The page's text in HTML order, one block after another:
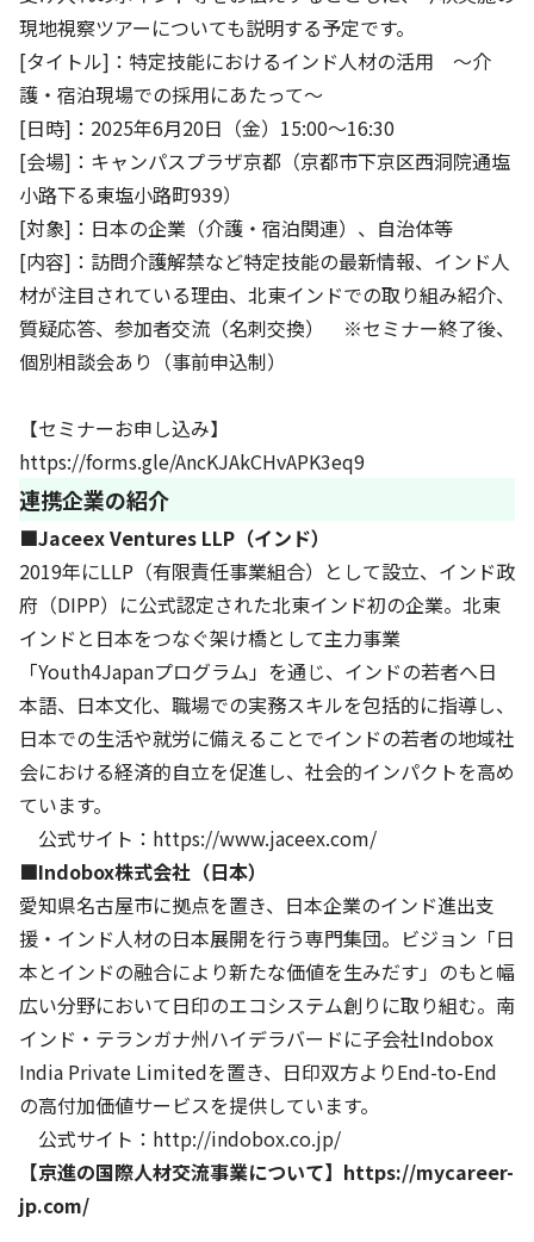
現地視察ツアーについても説明する予定です。
[タイトル]：特定技能におけるインド人材の活用 ～介
護・宿泊現場での採用にあたって～
[日時]：2025年6月20日（金）15:00～16:30
[会場]：キャンパスプラザ京都（京都市下京区西洞院通塩
小路下る東塩小路町939）
[対象]：日本の企業（介護・宿泊関連）、自治体等
[内容]：訪問介護解禁など特定技能の最新情報、インド人
材が注目されている理由、北東インドでの取り組み紹介、
質疑応答、参加者交流（名刺交換） ※セミナー終了後、
個別相談会あり（事前申込制）
【セミナーお申し込み】
https://forms.gle/AncKJAkCHvAPK3eq9
連携企業の紹介
■Jaceex Ventures LLP（インド）
2019年にLLP（有限責任事業組合）として設立、インド政
府（DIPP）に公式認定された北東インド初の企業。北東
インドと日本をつなぐ架け橋として主力事業
「Youth4Japanプログラム」を通じ、インドの若者へ日
本語、日本文化、職場での実務スキルを包括的に指導し、
日本での生活や就労に備えることでインドの若者の地域社
会における経済的自立を促進し、社会的インパクトを高め
ています。
公式サイト： https://www.jaceex.com/
■Indobox株式会社（日本）
愛知県名古屋市に拠点を置き、日本企業のインド進出支
援・インド人材の日本展開を行う専門集団。ビジョン「日
本とインドの融合により新たな価値を生みだす」のもと幅
広い分野において日印のエコシステム創りに取り組む。南
インド・テランガナ州ハイデラバードに子会社Indobox
India Private Limitedを置き、日印双方よりEnd-to-End
の高付加価値サービスを提供しています。
公式サイト： http://indobox.co.jp/
【京進の国際人材交流事業について】 https://mycareer-
jp.com/